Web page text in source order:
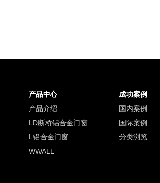
产品中心 成功案例
产品介绍 国内案例
LD断桥铝合金门窗 国际案例
L铝合金门窗
分类浏览
WWALL